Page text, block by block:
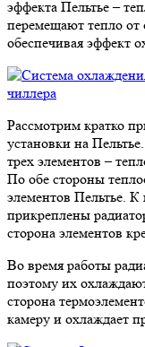
эффекта Пельтье –
перемещают тепло от
обеспечивая эффект
Рассмотрим кратко
установки на
трех элементов –
По обе стороны
элементов Пельтье. К
прикреплены
сторона элементов
Во время работы
поэтому их
сторона
камеру и охлаждает